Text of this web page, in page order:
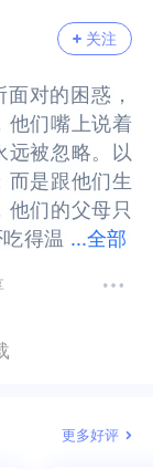
意和情绪的关
勉强和迎合的
。如果内心
个安全距离
嗯”做回应，
形的屏障拉开
懂事”、“不善
不会产生更大
评判和攻击
达成他们目
护，包括物资
用房子、财
非常好的安
控制你，我
和情绪的关
勉强和迎合的
。如果内心
个安全距离
嗯”做回应，
形的屏障拉开
懂事”、“不善
不会产生更大
评判和攻击
达成他们目
，包括物资
用房子、财
非常好的安
控制你，我
一种表面现
和客体爱的丧
生坎坷曾经
爱也不见了，
充分的一个哀
，这些或许都
依然有可能还
实中的痛苦
这句话的表
都不是，没
达愤怒和渴
拒绝哥哥的
现象，更重
的丧失议题。
曾经入狱服
见了，这是客
一个哀悼的过
或许都已经在
可能还是需要
苦是“被优待
达的深意，
有情感作为
望、你向姑
录音、你拒
可能真的忙
？【我拒绝哥
说好但食言
什么要录音
亲再婚的家庭
让你下意识地
才能安稳，始
习惯性妥协。
成的心理创
识地认为他
一下自己处
担心他们会
，时刻想象家
的忙吧，如
拒绝哥哥的录
言了，第二
音呢？答应
家庭让你从小
识地认为自身
，始终没有形
协。由于童年
伤，长大后
他们要控制
处于哪种状
会否定我？
想象家人会怎
关注
...全部
对的困惑，
他们嘴上说着
远被忽略。以
而是跟他们生
他们的父母只
得温
才谈得上满
听过他们的
子，是因为他
他们嘴上说着
远被忽略。以
而是跟他们生
他们的父母只
得温饱。以
上满足“马斯
们的真实感
因为他们想弥
更多好评